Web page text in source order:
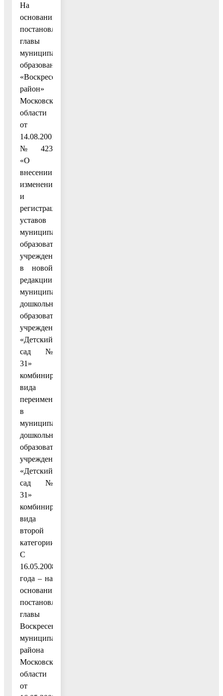
На
основании
постановления
главы
муниципального
образования
«Воскресенский
район»
Московской
области
от
14.08.2001
№ 423
«О
внесении
изменений
и
регистрации
уставов
муниципальных
образовательных
учреждений
в новой
редакции»
муниципальное
дошкольное
образовательное
учреждение
«Детский
сад №
31»
комбинированного
вида
переименовано
в
муниципальное
дошкольное
образовательное
учреждение
«Детский
сад №
31»
комбинированного
вида
второй
категории.
С
16.05.2008
года – на
основании
постановления
главы
Воскресенского
муниципального
района
Московской
области
от